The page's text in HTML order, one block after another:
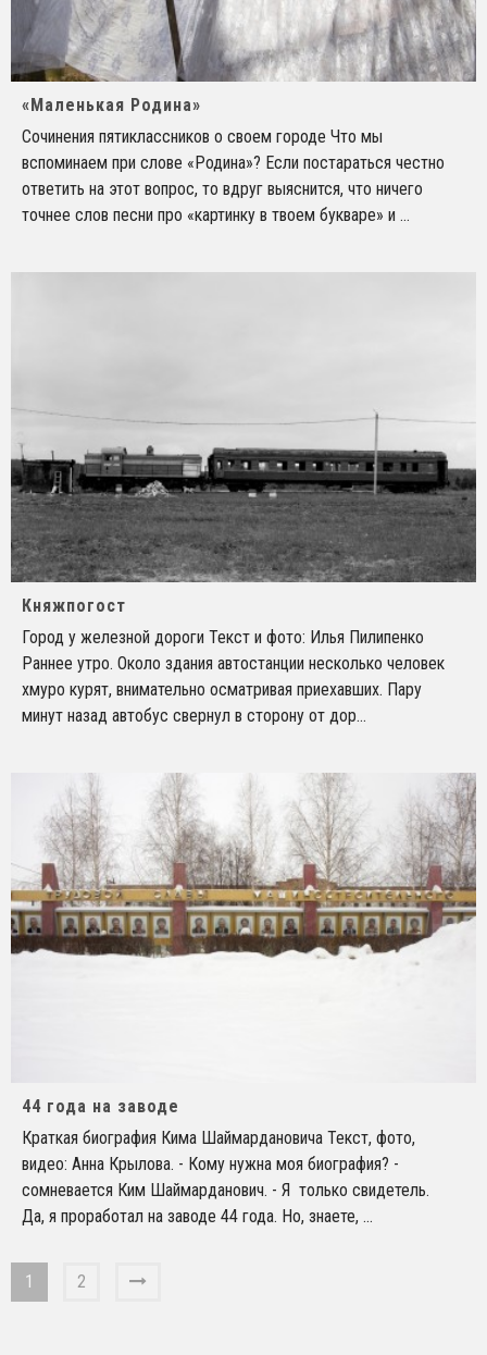
«Маленькая Родина»
Сочинения пятиклассников о своем городе Что мы
вспоминаем при слове «Родина»? Если постараться честно
ответить на этот вопрос, то вдруг выяснится, что ничего
точнее слов песни про «картинку в твоем букваре» и ...
Княжпогост
Город у железной дороги Текст и фото: Илья Пилипенко
Раннее утро. Около здания автостанции несколько человек
хмуро курят, внимательно осматривая приехавших. Пару
минут назад автобус свернул в сторону от дор...
44 года на заводе
Краткая биография Кима Шаймардановича Текст, фото,
видео: Анна Крылова. - Кому нужна моя биография? -
сомневается Ким Шаймарданович. - Я только свидетель.
Да, я проработал на заводе 44 года. Но, знаете, ...
1 2